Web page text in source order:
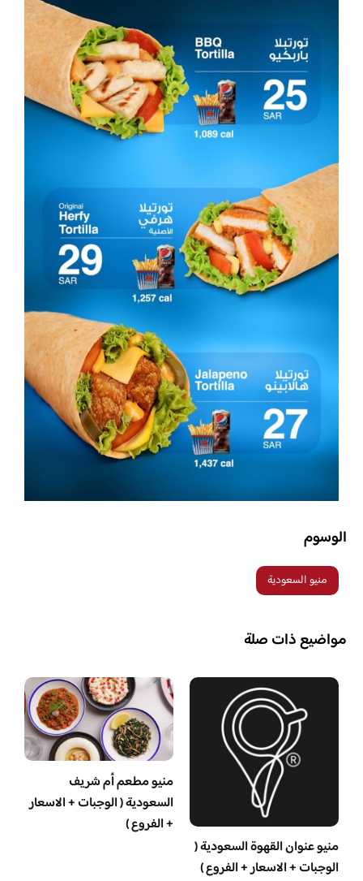
الوسوم
منيو السعودية
مواضيع ذات صلة
منيو عنوان القهوة السعودية (
الوجبات + الاسعار + الفروع )
منيو مطعم أم شريف
السعودية ( الوجبات + الاسعار
+ الفروع )